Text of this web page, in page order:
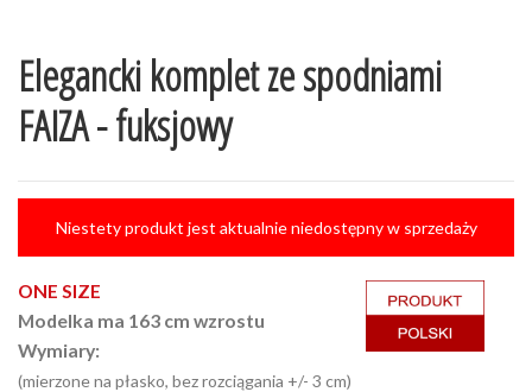
Elegancki komplet ze spodniami
FAIZA - fuksjowy
Niestety produkt jest aktualnie niedostępny w sprzedaży
ONE SIZE
Modelka ma 163 cm wzrostu
Wymiary:
(mierzone na płasko, bez rozciągania +/- 3 cm)